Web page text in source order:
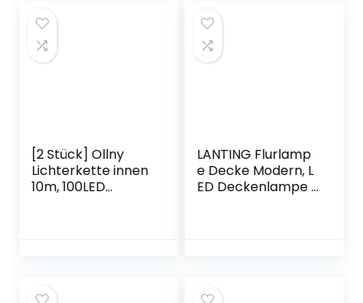
Tischleuchte für
Restaurant,
Schlafzimmer,
Zimmer Balkon
Erntedankfest
Hochzeit DIY
[2 Stück] Ollny
Lichterkette innen
10m, 100LED
LANTING Flurlamp
e Decke Modern, L
ED Deckenlampe F